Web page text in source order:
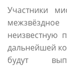
Участники
неизвестную
дальнейшей
будут